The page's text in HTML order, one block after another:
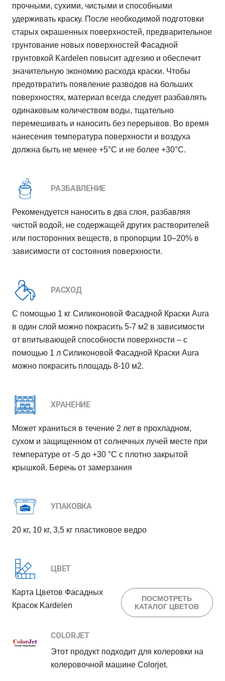
прочными, сухими, чистыми и способными
удерживать краску. После необходимой подготовки
старых окрашенных поверхностей, предварительное
грунтование новых поверхностей Фасадной
грунтовкой Kardelen повысит адгезию и обеспечит
значительную экономию расхода краски. Чтобы
предотвратить появление разводов на больших
поверхностях, материал всегда следует разбавлять
одинаковым количеством воды, тщательно
перемешивать и наносить без перерывов. Во время
нанесения температура поверхности и воздуха
должна быть не менее +5°C и не более +30°C.
РАЗБАВЛЕНИЕ
Рекомендуется наносить в два слоя, разбавляя
чистой водой, не содержащей других растворителей
или посторонних веществ, в пропорции 10–20% в
зависимости от состояния поверхности.
РАСХОД
С помощью 1 кг Силиконовой Фасадной Краски Aura
в один слой можно покрасить 5-7 м2 в зависимости
от впитывающей способности поверхности – с
помощью 1 л Силиконовой Фасадной Краски Aura
можно покрасить площадь 8-10 м2.
ХРАНЕНИЕ
Может храниться в течение 2 лет в прохладном,
сухом и защищенном от солнечных лучей месте при
температуре от -5 до +30 °C с плотно закрытой
крышкой. Беречь от замерзания
УПАКОВКА
20 кг, 10 кг, 3,5 кг пластиковое ведро
ЦВЕТ
Карта Цветов Фасадных
Красок Kardelen
ПОСМОТРЕТЬ
КАТАЛОГ ЦВЕТОВ
COLORJET
Этот продукт подходит для колеровки на
колеровочной машине Colorjet.